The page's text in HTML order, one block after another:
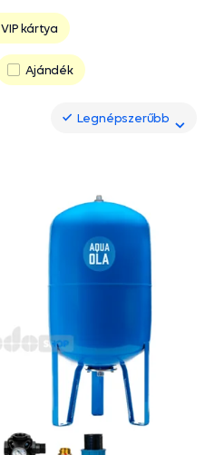
VIP kártya
Ajándék
Legnépszerűbb
Legnépszerűbb